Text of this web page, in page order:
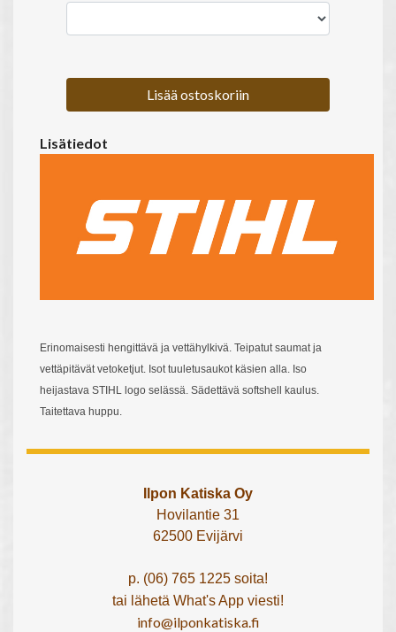
Lisää ostoskoriin
Lisätiedot
Erinomaisesti hengittävä ja vettähylkivä. Teipatut saumat ja
vettäpitävät vetoketjut. Isot tuuletusaukot käsien alla. Iso
heijastava STIHL logo selässä. Sädettävä softshell kaulus.
Taitettava huppu.
Ilpon Katiska Oy
Hovilantie 31
62500 Evijärvi
p. (06) 765 1225 soita!
tai lähetä What's App viesti!
info@ilponkatiska.fi